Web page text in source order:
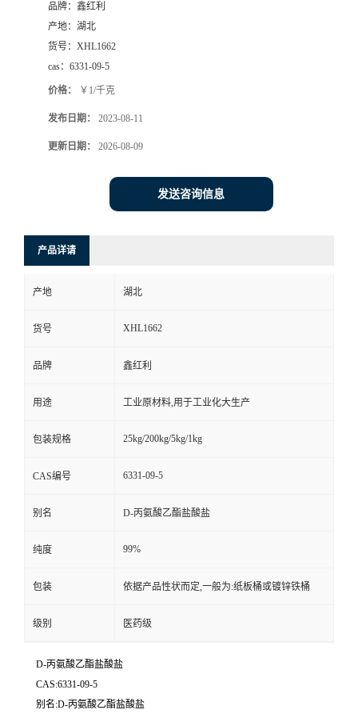
品牌： 鑫红利
产地： 湖北
货号： XHL1662
cas： 6331-09-5
价格： ￥1/千克
发布日期： 2023-08-11
更新日期： 2026-08-09
发送咨询信息
产品详请
产地 湖北
货号 XHL1662
品牌 鑫红利
用途 工业原材料,用于工业化大生产
包装规格 25kg/200kg/5kg/1kg
CAS编号 6331-09-5
别名 D-丙氨酸乙酯盐酸盐
纯度 99%
包装 依据产品性状而定,一般为:纸板桶或镀锌铁桶
级别 医药级
D-丙氨酸乙酯盐酸盐
CAS:6331-09-5
别名:D-丙氨酸乙酯盐酸盐